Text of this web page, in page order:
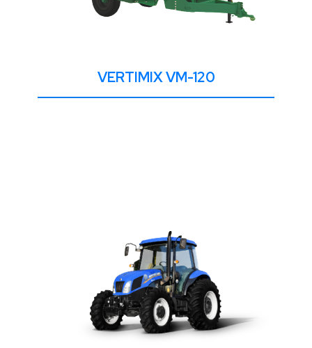
VERTIMIX VM-120